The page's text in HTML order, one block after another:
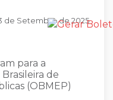
de Setembro de 2025
para a
de
(OBMEP)